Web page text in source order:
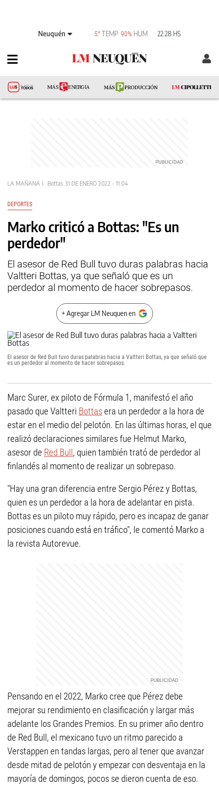
Neuquén 5°TEMP 90% HUM 22:28 HS
LA MAÑANA Bottas 31 DE ENERO 2022 - 11:04
DEPORTES
Marko criticó a Bottas: "Es un
perdedor"
El asesor de Red Bull tuvo duras palabras hacia
Valtteri Bottas, ya que señaló que es un
perdedor al momento de hacer sobrepasos.
+ Agregar LM Neuquen en
El asesor de Red Bull tuvo duras palabras hacia a Valtteri Bottas, ya que señaló que
es un perdedor al momento de hacer sobrepasos.
Marc Surer, ex piloto de Fórmula 1, manifestó el año
pasado que Valtteri Bottasera un perdedor a la hora de
estar en el medio del pelotón. En las últimas horas, el que
realizó declaraciones similares fue Helmut Marko,
asesor de Red Bull, quien también trató de perdedor al
finlandés al momento de realizar un sobrepaso.
"Hay una gran diferencia entre Sergio Pérez y Bottas,
quien es un perdedor a la hora de adelantar en pista.
Bottas es un piloto muy rápido, pero es incapaz de ganar
posiciones cuando está en tráfico", le comentó Marko a
la revista Autorevue.
Pensando en el 2022, Marko cree que Pérez debe
mejorar su rendimiento en clasificación y largar más
adelante los Grandes Premios. En su primer año dentro
de Red Bull, el mexicano tuvo un ritmo parecido a
Verstappen en tandas largas, pero al tener que avanzar
desde mitad de pelotón y empezar con desventaja en la
mayoría de domingos, pocos se dieron cuenta de eso.